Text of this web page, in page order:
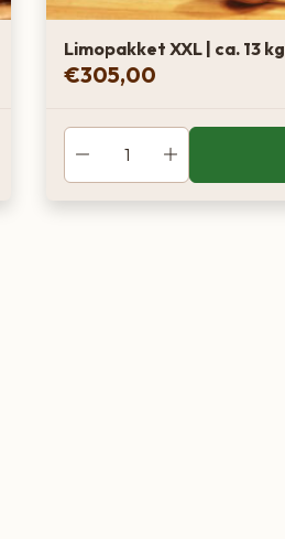
Limopakket XXL | ca. 13 kg
€305,00